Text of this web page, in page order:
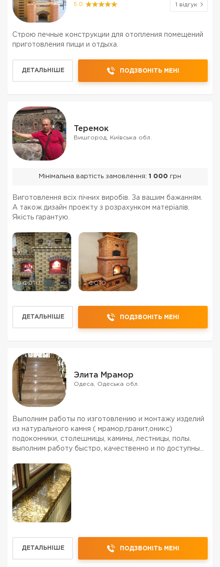
5.0 1 відгук
Строю печные конструкции для отопления помещений
приготовления пищи и отдыха.
ДЕТАЛЬНІШЕ ПОДЗВОНІТЬ МЕНІ
Теремок
Вишгород, Київська обл.
Мінімальна вартість замовлення: 1 000 грн
Виготовлення всіх пічних виробів. За вашим бажанням.
А також дизайн проекту з розрахунком матеріалів.
Якість гарантую.
9 ФОТО 2 ФОТО
ДЕТАЛЬНІШЕ ПОДЗВОНІТЬ МЕНІ
Элита Мрамор
Одеса, Одеська обл.
Выполним работы по изготовлению и монтажу изделий
из натурального камня ( мрамор,гранит,оникс)
подоконники, столешницы, камины, лестницы, полы.
выполним работу быстро, качественно и по доступным
9 ФОТО
ДЕТАЛЬНІШЕ ПОДЗВОНІТЬ МЕНІ